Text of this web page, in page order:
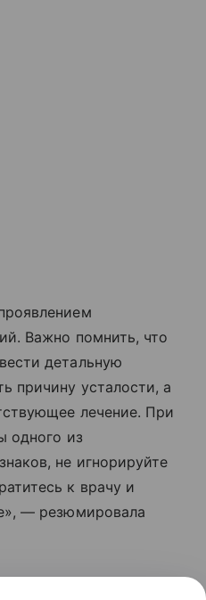
Важно помнить, что
детальную
причину усталости, а
лечение. При
одного из
не игнорируйте
к врачу и
— резюмировала
— брекеты или